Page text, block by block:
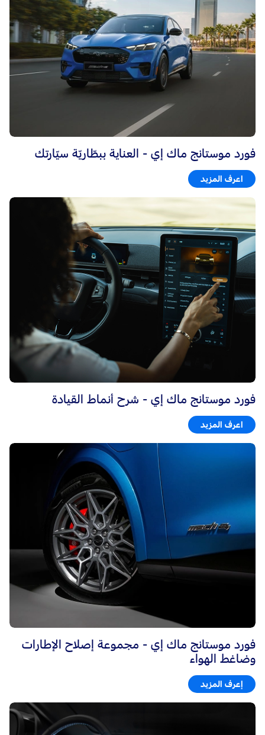
فورد موستانج ماك إي - العناية ببطّاريّة سيّارتك
اعرف المزيد
فورد موستانج ماك إي - شرح أنماط القيادة
اعرف المزيد
فورد موستانج ماك إي - مجموعة إصلاح الإطارات
وضاغط الهواء
إعرف المزيد